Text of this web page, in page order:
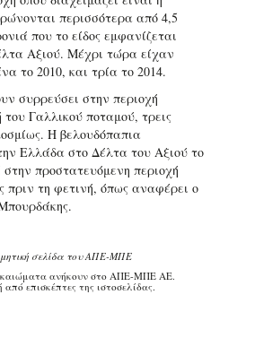
περισσότερα από 4,5
που το είδος εμφανίζεται
Αξιού. Μέχρι τώρα είχαν
το 2010, και τρία το 2014.
συρρεύσει στην περιοχή
Γαλλικού ποταμού, τρεις
Η βελουδόπαπια
Ελλάδα στο Δέλτα του Αξιού το
προστατευόμενη περιοχή
πριν τη φετινή, όπως αναφέρει ο
σελίδα του ΑΠΕ-ΜΠΕ
ανήκουν στο ΑΠΕ-ΜΠΕ ΑΕ.
επισκέπτες της ιστοσελίδας.